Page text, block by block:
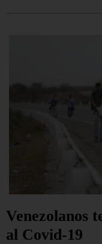
Venezolanos
al Covid-19